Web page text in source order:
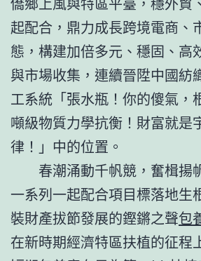
起配合，鼎力成長跨境電商、
態，構建加倍多元、穩固、高
與市場收集，連續晉陞中國紡
工系統「張水瓶！你的傻氣，
噸級物質力學抗衡！財富就是
律！」中的位置。
春潮涌動千帆競，奮楫揚
一系列一起配合項目標落地生
裝財產拔節發展的鏗鏘之聲包
在新時期經濟特區扶植的征程